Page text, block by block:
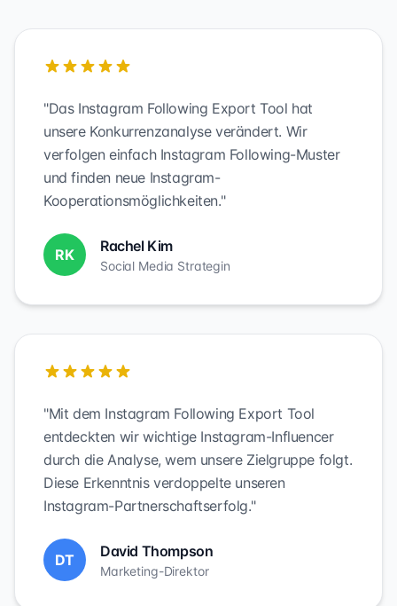
"Das Instagram Following Export Tool hat
unsere Konkurrenzanalyse verändert. Wir
verfolgen einfach Instagram Following-Muster
und finden neue Instagram-
Kooperationsmöglichkeiten."
RK Rachel Kim
Social Media Strategin
"Mit dem Instagram Following Export Tool
entdeckten wir wichtige Instagram-Influencer
durch die Analyse, wem unsere Zielgruppe folgt.
Diese Erkenntnis verdoppelte unseren
Instagram-Partnerschaftserfolg."
DT David Thompson
Marketing-Direktor